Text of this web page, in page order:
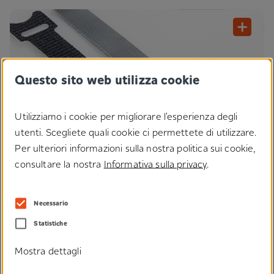
I nostri sistemi di fissaggio esprimono i loro punti di forza nei
settori più vari. Oltre a combinazioni di Microplast
Questo sito web utilizza cookie
Utilizziamo i cookie per migliorare l'esperienza degli
utenti. Scegliete quali cookie ci permettete di utilizzare.
Per ulteriori informazioni sulla nostra politica sui cookie,
consultare la nostra Informativa sulla privacy.
Necessario
Statistiche
Mostra dettagli